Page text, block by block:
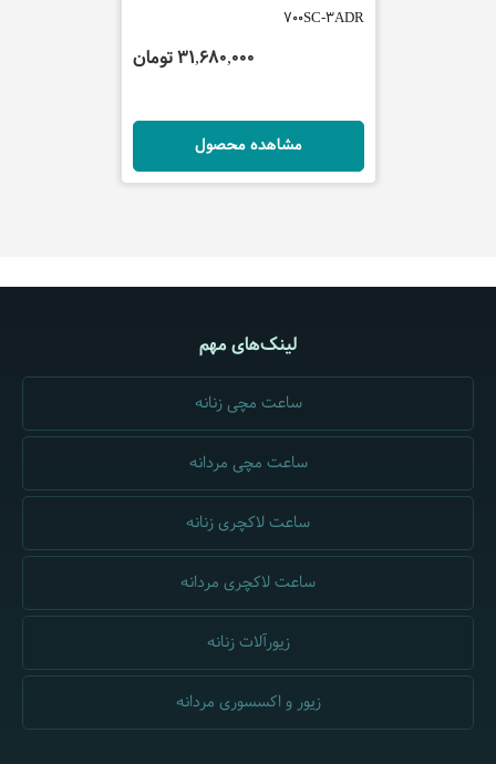
لینک‌های مهم
ساعت مچی زنانه
ساعت مچی مردانه
ساعت لاکچری زنانه
ساعت لاکچری مردانه
زیورآلات زنانه
زیور و اکسسوری مردانه